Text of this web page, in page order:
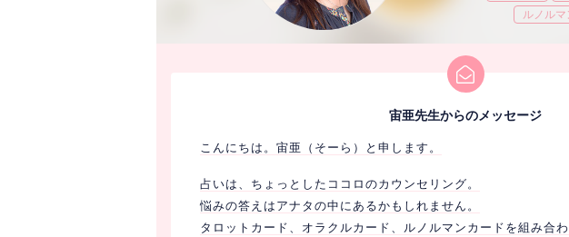
ルノルマ
宙亜先生からのメッセージ
こんにちは。宙亜（そーら）と申します。
占いは、ちょっとしたココロのカウンセリング。
悩みの答えはアナタの中にあるかもしれません。
タロットカード、オラクルカード、ルノルマンカードを組み合